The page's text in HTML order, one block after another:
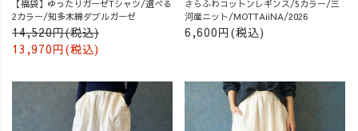
【福袋】ゆったりガーゼTシャツ/選べる
2カラー/知多木綿ダブルガーゼ
14,520円(税込)
13,970円(税込)
さらふわコットンレギンス/5カラー/三
河産ニット/MOTTAiiNA/2026
6,600円(税込)